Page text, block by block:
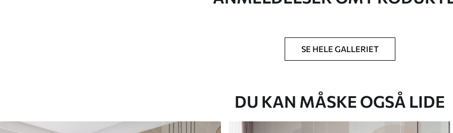
Billedet printes i den størrelse, du har angivet, og skæres i identiske
kan rengøres med vand.
SE HELE GALLERIET
DU KAN MÅSKE OGSÅ LIDE